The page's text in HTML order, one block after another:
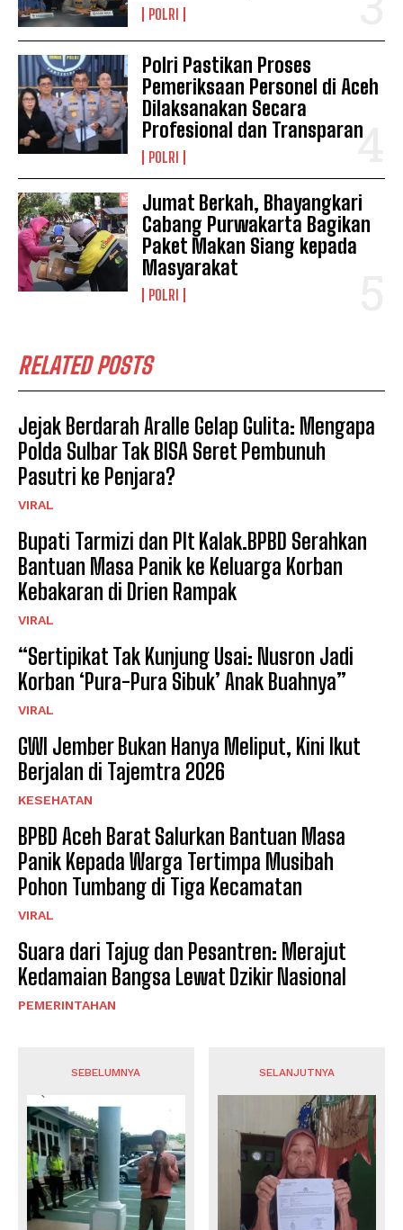
POLRI
Polri Pastikan Proses
Pemeriksaan Personel di Aceh
Dilaksanakan Secara
Profesional dan Transparan
POLRI
Jumat Berkah, Bhayangkari
Cabang Purwakarta Bagikan
Paket Makan Siang kepada
Masyarakat
POLRI
RELATED POSTS
Jejak Berdarah Aralle Gelap Gulita: Mengapa
Polda Sulbar Tak BISA Seret Pembunuh
Pasutri ke Penjara?
VIRAL
Bupati Tarmizi dan Plt Kalak.BPBD Serahkan
Bantuan Masa Panik ke Keluarga Korban
Kebakaran di Drien Rampak
VIRAL
“Sertipikat Tak Kunjung Usai: Nusron Jadi
Korban ‘Pura-Pura Sibuk’ Anak Buahnya”
VIRAL
GWI Jember Bukan Hanya Meliput, Kini Ikut
Berjalan di Tajemtra 2026
KESEHATAN
BPBD Aceh Barat Salurkan Bantuan Masa
Panik Kepada Warga Tertimpa Musibah
Pohon Tumbang di Tiga Kecamatan
VIRAL
Suara dari Tajug dan Pesantren: Merajut
Kedamaian Bangsa Lewat Dzikir Nasional
PEMERINTAHAN
SEBELUMNYA SELANJUTNYA